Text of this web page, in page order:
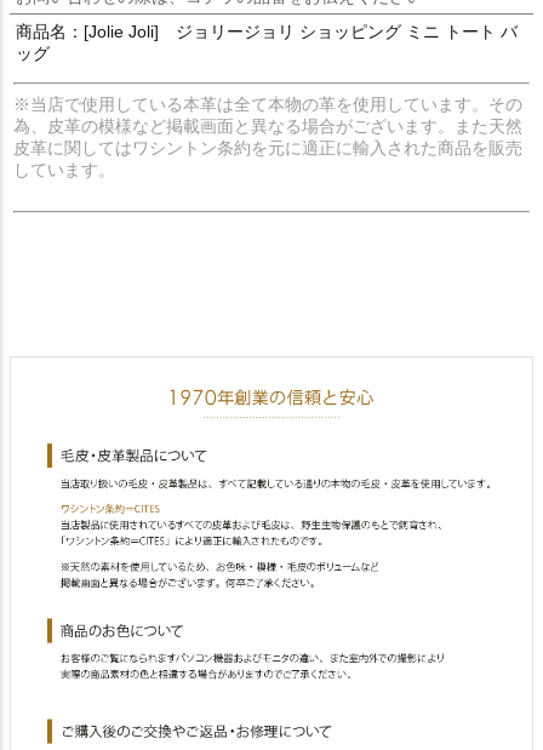
商品名：[Jolie Joli] ジョリージョリ ショッピング ミニ トート バ
ッグ
※当店で使用している本革は全て本物の革を使用しています。その
為、皮革の模様など掲載画面と異なる場合がございます。また天然
皮革に関してはワシントン条約を元に適正に輸入された商品を販売
しています。